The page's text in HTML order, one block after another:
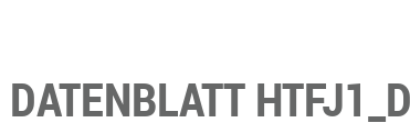
DATENBLATT